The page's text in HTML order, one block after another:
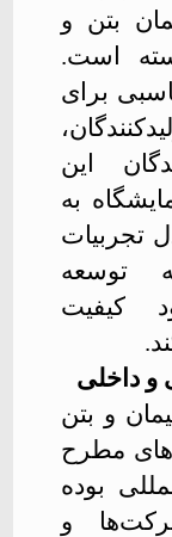
بتن و
است.
برای
این
به
تجربیات
توسعه
کیفیت
.
و داخلی
و بتن
مطرح
بوده
و